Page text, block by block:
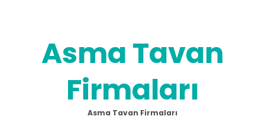
Asma Tavan
Firmaları
Asma Tavan Firmaları